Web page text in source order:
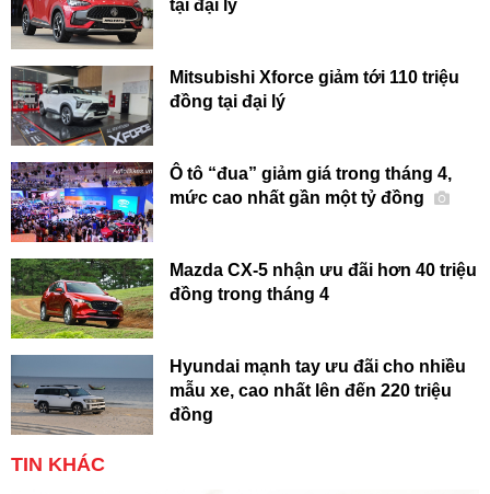
tại đại lý
Mitsubishi Xforce giảm tới 110 triệu
đồng tại đại lý
Ô tô “đua” giảm giá trong tháng 4,
mức cao nhất gần một tỷ đồng
Mazda CX-5 nhận ưu đãi hơn 40 triệu
đồng trong tháng 4
Hyundai mạnh tay ưu đãi cho nhiều
mẫu xe, cao nhất lên đến 220 triệu
đồng
TIN KHÁC